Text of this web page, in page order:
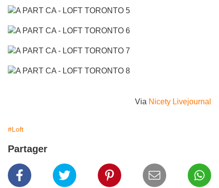
Via Nicety Livejournal
#Loft
Partager